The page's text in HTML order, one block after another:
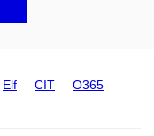
Elf CIT O365